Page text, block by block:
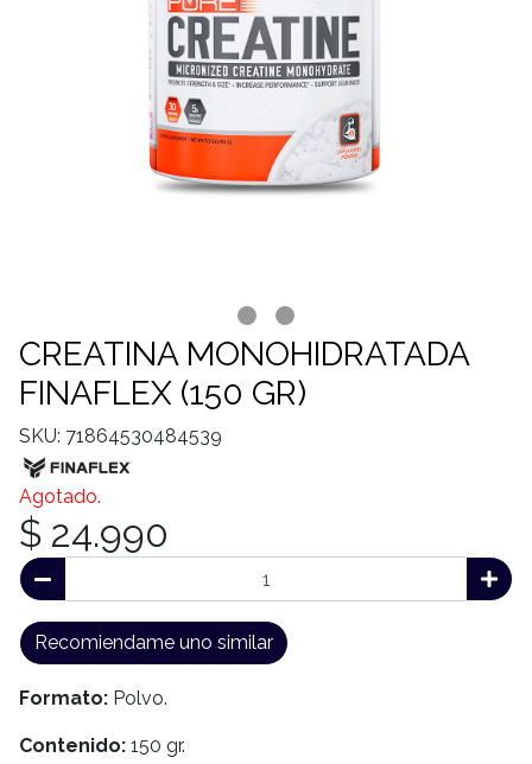
CREATINA MONOHIDRATADA
FINAFLEX (150 GR)
SKU: 71864530484539
Agotado.
$ 24.990
Recomiendame uno similar
Formato: Polvo.
Contenido: 150 gr.